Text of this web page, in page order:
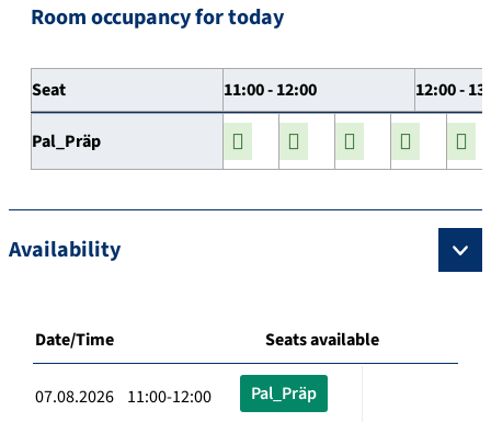
Room occupancy for today
Seat 11:00 - 12:00 12:00 -
Pal_Präp
Availability
Date/Time Seats available
07.08.2026 11:00-12:00 Pal_Präp